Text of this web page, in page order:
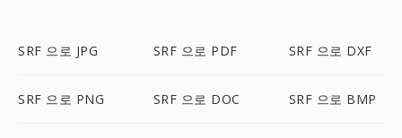
SRF 으로 JPG SRF 으로 PDF SRF 으로 DXF
SRF 으로 PNG SRF 으로 DOC SRF 으로 BMP